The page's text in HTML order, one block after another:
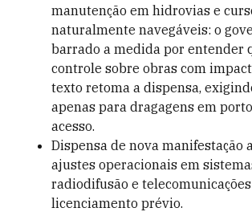
manutenção em hidrovias e
naturalmente navegáveis: o
barrado a medida por entender
controle sobre obras com
texto retoma a dispensa,
apenas para dragagens em
acesso.
Dispensa de nova manifestação
ajustes operacionais em
radiodifusão e
licenciamento prévio.